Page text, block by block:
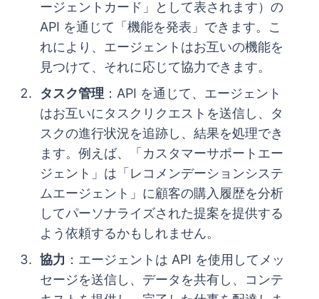
ージェントカード」として表されます）の
API を通じて「機能を発表」できます。こ
れにより、エージェントはお互いの機能を
見つけて、それに応じて協力できます。
タスク管理 ：API を通じて、エージェント
はお互いにタスクリクエストを送信し、タ
スクの進行状況を追跡し、結果を処理でき
ます。例えば、「カスタマーサポートエー
ジェント」は「レコメンデーションシステ
ムエージェント」に顧客の購入履歴を分析
してパーソナライズされた提案を提供する
よう依頼するかもしれません。
協力 ：エージェントは API を使用してメッ
セージを送信し、データを共有し、コンテ